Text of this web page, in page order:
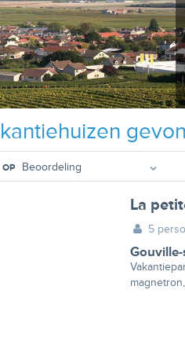
OP
La
5